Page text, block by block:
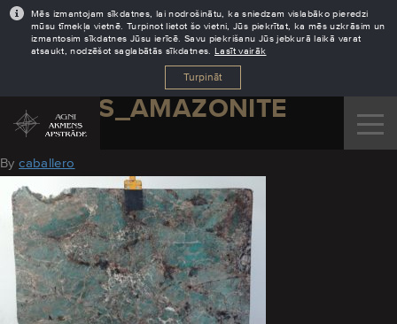
Mēs izmantojam sīkdatnes, lai nodrošinātu, ka sniedzam vislabāko pieredzi
mūsu tīmekļa vietnē. Turpinot lietot šo vietni, Jūs piekrītat, ka mēs uzkrāsim un
izmantosim sīkdatnes Jūsu ierīcē. Savu piekrišanu Jūs jebkurā laikā varat
atsaukt, nodzēšot saglabātās sīkdatnes. Lasīt vairāk
Turpināt
GRANITS_AMAZONITE
August 18, 2016
Bycaballero